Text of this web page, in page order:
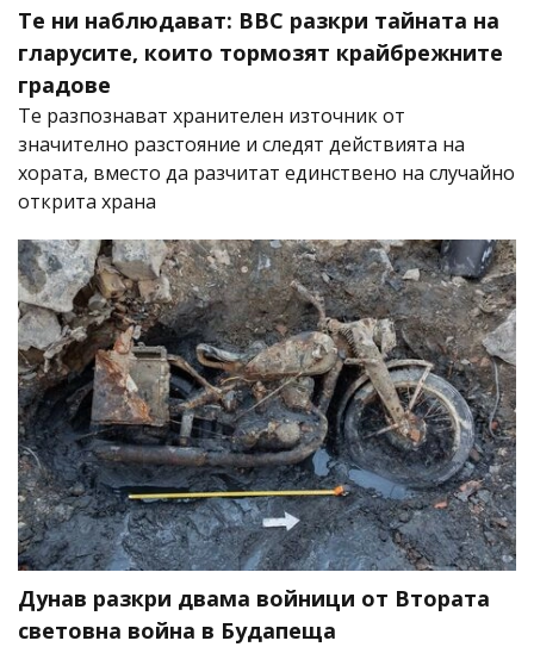
Те ни наблюдават: BBC разкри тайната на
гларусите, които тормозят крайбрежните
градове
Те разпознават хранителен източник от
значително разстояние и следят действията на
хората, вместо да разчитат единствено на случайно
открита храна
Дунав разкри двама войници от Втората
световна война в Будапеща